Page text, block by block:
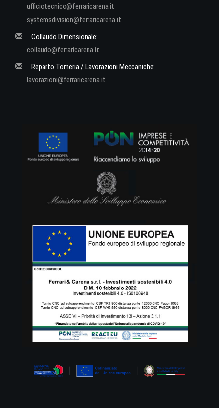
ufficiotecnico@ferraricarena.it
systemsdivision@ferraricarena.it
Collaudo Dimensionale:
collaudo@ferraricarena.it
Reparto Torneria / Lavorazioni Meccaniche:
lavorazioni@ferraricarena.it